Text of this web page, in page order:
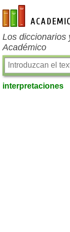
es-academic.com
Los diccionarios
Académico
interpretaciones